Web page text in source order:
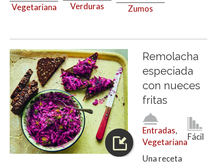
Vegetariana Verduras Zumos
Remolacha
especiada
con nueces
fritas
Entradas,
Vegetariana
Fácil
Una receta